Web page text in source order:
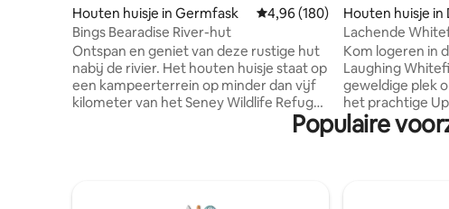
Houten huisje in Germfask Gemiddelde beoordeling van
4,96 (180)
Bings Bearadise River-hut
Ontspan en geniet van deze rustige hut
nabij de rivier. Het houten huisje staat op
een kampeerterrein op minder dan vijf
kilometer van het Seney Wildlife Refuge,
aan de prachtige Manistique River. Bings
biedt plaats aan maximaal vier personen.
koelkast/vriezer, magnetron,
Houten huisje in
Lachende
Kom logeren in
Laughing
geweldige plek
het prachtige
heeft. Hut is
en Munising,
aangewezen
Populaire